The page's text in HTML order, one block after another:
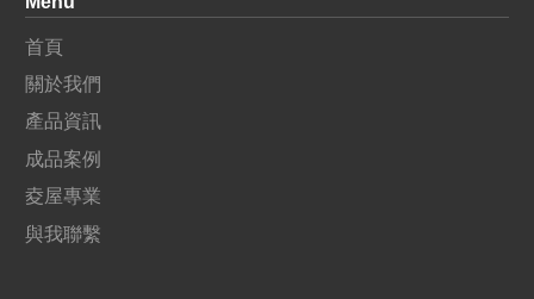
首頁
關於我們
產品資訊
成品案例
夌屋專業
與我聯繫